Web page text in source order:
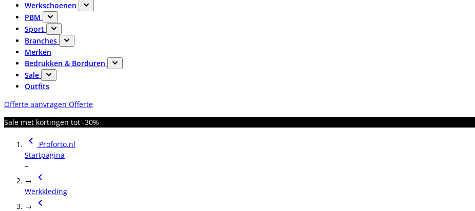
Werkschoenen
PBM
Sport
Branches
Merken
Bedrukken & Borduren
Sale
Outfits
Offerte aanvragen Offerte
Sale met kortingen tot -30%
Proforto.nl
Startpagina
–
→
Werkkleding
→